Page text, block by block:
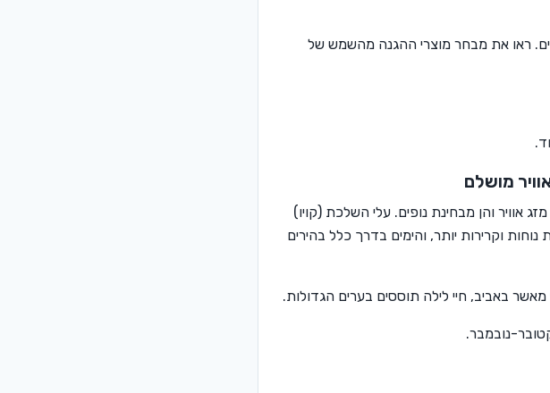
ראו את מבחר מוצרי ההגנה מהשמש של
מושלם
אוויר והן מבחינת נופים. עלי השלכת (קויו)
וקרירות יותר, והימים בדרך כלל בהירים
באביב, חיי לילה תוססים בערים הגדולות.
נובמבר.